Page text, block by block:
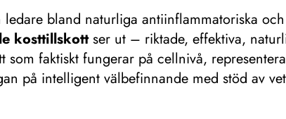
bland naturliga antiinflammatoriska
kosttillskottser ut – riktade, effektiva,
faktiskt fungerar på cellnivå,
på intelligent välbefinnande med stöd av